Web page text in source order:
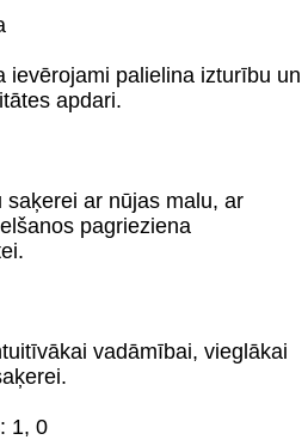
ievērojami palielina izturību un
apdari.
ar nūjas malu, ar
pagrieziena
vadāmībai, vieglākai
1, 0